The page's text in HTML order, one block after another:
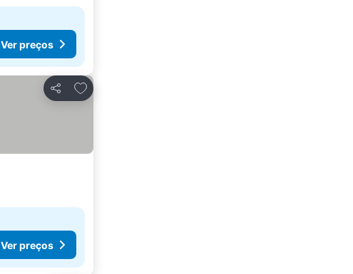
Ver preços
Partilhar
Adicionar aos favoritos
Ver preços